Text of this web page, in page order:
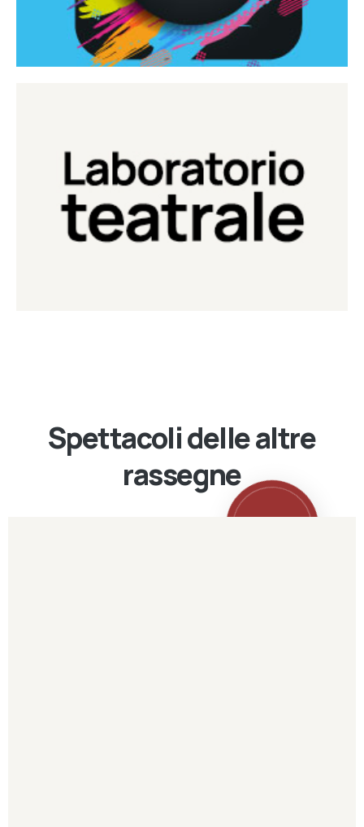
Laboratorio Teatrale
Laboratorio di teatro del Teatro Eduardo de Filippo
Continua
Spettacoli delle altre
rassegne